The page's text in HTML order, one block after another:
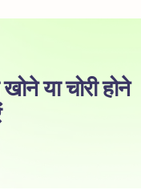
या चोरी होने